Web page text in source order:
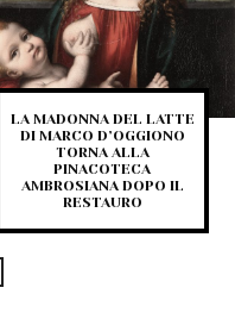
LA MADONNA DEL LATTE
DI MARCO D’OGGIONO
TORNA ALLA
PINACOTECA
AMBROSIANA DOPO IL
RESTAURO